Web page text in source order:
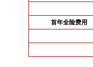
首年全险费用